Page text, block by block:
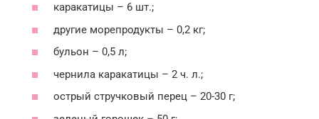
каракатицы – 6 шт.;
другие морепродукты – 0,2 кг;
бульон – 0,5 л;
чернила каракатицы – 2 ч. л.;
острый стручковый перец – 20-30 г;